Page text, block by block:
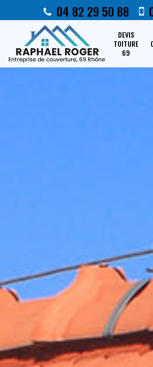
04 82 29 50 88
DEVIS
TOITURE
69